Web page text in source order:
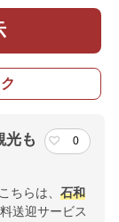
光も
0
ちらは、 石和
送迎サービス